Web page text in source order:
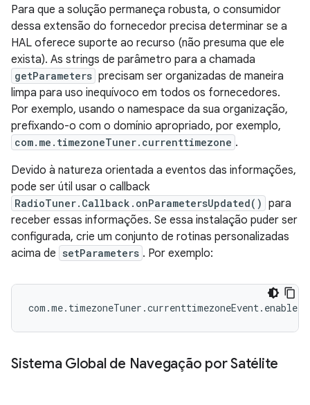
Para que a solução permaneça robusta, o consumidor
dessa extensão do fornecedor precisa determinar se a
HAL oferece suporte ao recurso (não presuma que ele
exista). As strings de parâmetro para a chamada
getParameters precisam ser organizadas de maneira
limpa para uso inequívoco em todos os fornecedores.
Por exemplo, usando o namespace da sua organização,
prefixando-o com o domínio apropriado, por exemplo,
com.me.timezoneTuner.currenttimezone .
Devido à natureza orientada a eventos das informações,
pode ser útil usar o callback
RadioTuner.Callback.onParametersUpdated() para
receber essas informações. Se essa instalação puder ser
configurada, crie um conjunto de rotinas personalizadas
acima de setParameters . Por exemplo:
com.me.timezoneTuner.currenttimezoneEvent.enable
Sistema Global de Navegação por Satélite